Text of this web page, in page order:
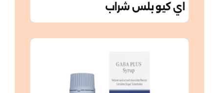
اي كيو بلس شراب